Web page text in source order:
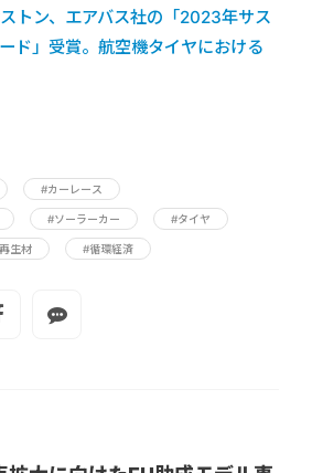
トン、エアバス社の「2023年サス
ド」受賞。航空機タイヤにおける
#カーレース
#ソーラーカー #タイヤ
生材 #循環経済